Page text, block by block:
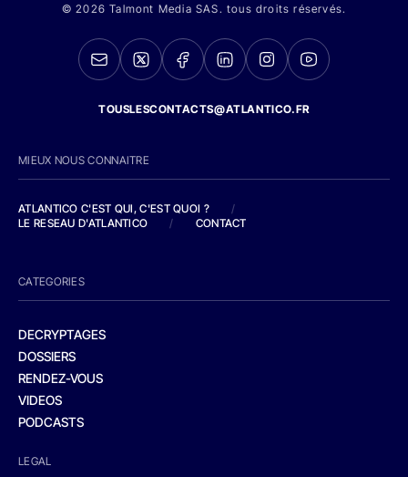
© 2026 Talmont Media SAS. tous droits réservés.
TOUSLESCONTACTS@ATLANTICO.FR
MIEUX NOUS CONNAITRE
ATLANTICO C'EST QUI, C'EST QUOI ?
/
LE RESEAU D'ATLANTICO
/ CONTACT
CATEGORIES
DECRYPTAGES
DOSSIERS
RENDEZ-VOUS
VIDEOS
PODCASTS
LEGAL